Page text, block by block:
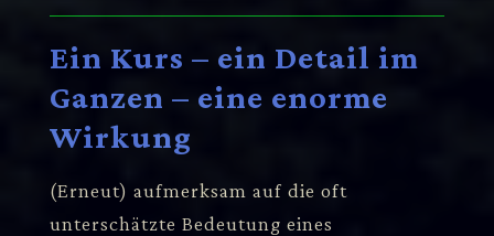
Ein Kurs – ein Detail im
Ganzen – eine enorme
Wirkung
(Erneut) aufmerksam auf die oft
unterschätzte Bedeutung eines